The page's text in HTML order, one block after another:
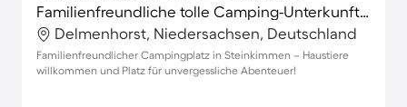
Familienfreundliche tolle Camping-Unterkunft | Hunde erlaubt
Delmenhorst, Niedersachsen, Deutschland
Familienfreundlicher Campingplatz in Steinkimmen – Haustiere
willkommen und Platz für unvergessliche Abenteuer!